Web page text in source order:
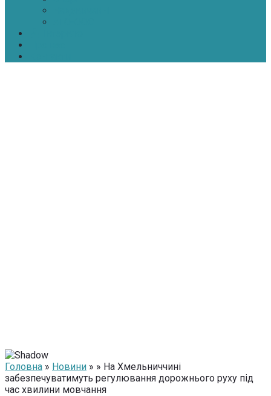
Головна » Новини » » На Хмельниччині
забезпечуватимуть регулювання дорожнього руху під
час хвилини мовчання